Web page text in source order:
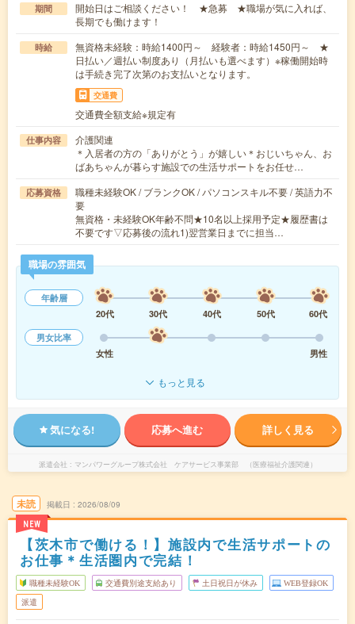
期間
開始日はご相談ください！ ★急募 ★職場が気に入れば、
長期でも働けます！
時給
無資格未経験：時給1400円～ 経験者：時給1450円～ ★
日払い／週払い制度あり（月払いも選べます）※稼働開始時
は手続き完了次第のお支払いとなります。
交通費
交通費全額支給※規定有
仕事内容
介護関連
＊入居者の方の「ありがとう」が嬉しい＊おじいちゃん、お
ばあちゃんが暮らす施設での生活サポートをお任せ…
応募資格
職種未経験OK / ブランクOK / パソコンスキル不要 / 英語力不
要
無資格・未経験OK年齢不問★10名以上採用予定★履歴書は
不要です▽応募後の流れ1)翌営業日までに担当…
職場の雰囲気
年齢層
20代
30代 40代 50代
60代
男女比率
女性
男性
もっと見る
気になる! 応募へ進む 詳しく見る
派遣会社 マンパワーグループ株式会社 ケアサービス事業部 （医療福祉介護関連）
未読
NEW
掲載日 2026/08/09
【茨木市で働ける！】施設内で生活サポートの
お仕事＊生活圏内で完結！
職種未経験OK 交通費別途支給あり 土日祝日が休み WEB登録OK
派遣